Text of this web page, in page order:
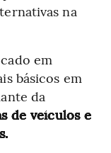
na
em
básicos em
da
de veículos e